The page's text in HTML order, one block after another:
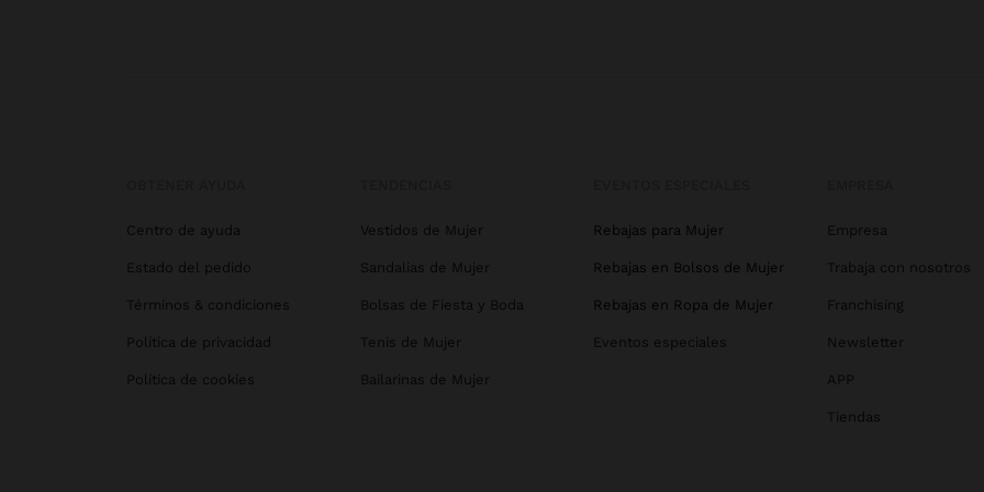
Centro de ayuda
Estado del pedido
Términos & condiciones
Política de privacidad
Política de cookies
Vestidos de Mujer
Sandalias de Mujer
Bolsas de Fiesta y Boda
Tenis de Mujer
Bailarinas de Mujer
Rebajas para Mujer
Rebajas en Bolsos de Mujer
Rebajas en Ropa de Mujer
Eventos especiales
Empresa
Trabaja con nosotros
Franchising
Newsletter
APP
Tiendas